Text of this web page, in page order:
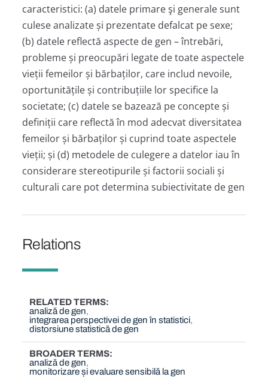
caracteristici: (a) datele primare şi generale sunt
culese analizate și prezentate defalcat pe sexe;
(b) datele reflectă aspecte de gen – întrebări,
probleme și preocupări legate de toate aspectele
vieții femeilor și bărbaților, care includ nevoile,
oportunitățile și contribuțiile lor specifice la
societate; (c) datele se bazează pe concepte și
definiții care reflectă în mod adecvat diversitatea
femeilor și bărbaților și cuprind toate aspectele
vieții; și (d) metodele de culegere a datelor iau în
considerare stereotipurile și factorii sociali și
culturali care pot determina subiectivitate de gen
Relations
RELATED TERMS
analiză de gen
integrarea perspectivei de gen în statistici
distorsiune statistică de gen
BROADER TERMS
analiză de gen
monitorizare și evaluare sensibilă la gen